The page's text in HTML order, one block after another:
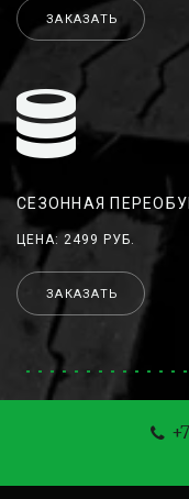
ЗАКАЗАТЬ
СЕЗОННАЯ
ЦЕНА: 2499 РУБ.
ЗАКАЗАТЬ